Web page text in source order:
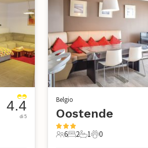
4.4
di 5
Belgio
Oostende
6 Ospiti
6
2 Camere da letto
2
1 Bagno
1
0 Animali
0